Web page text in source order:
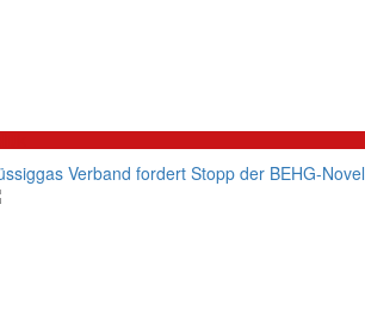
Verband fordert Stopp der BEHG-